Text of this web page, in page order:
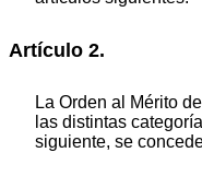
Artículo 2.
La Orden al Mérito
las distintas
siguiente, se